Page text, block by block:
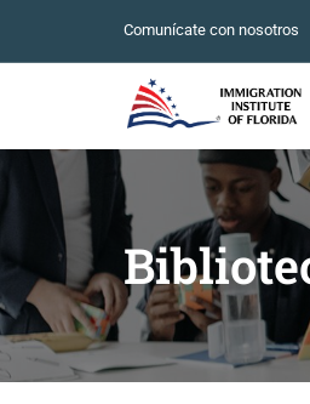
Comunícate con nosotros